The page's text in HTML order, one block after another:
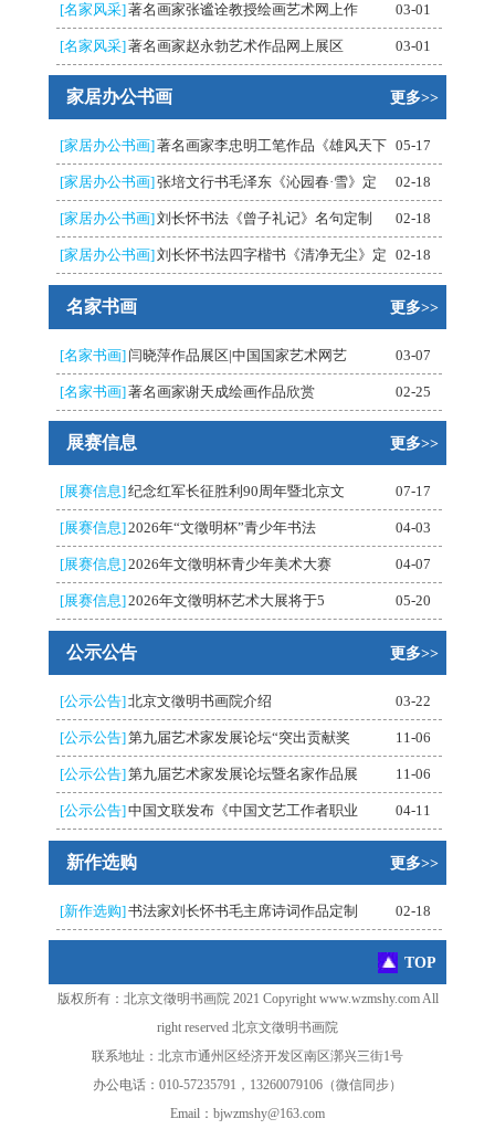
[名家风采]著名画家张谧诠教授绘画艺术网上作 03-01
[名家风采]著名画家赵永勃艺术作品网上展区 03-01
家居办公书画 更多>>
[家居办公书画] 著名画家李忠明工笔作品《雄风天下 05-17
[家居办公书画] 张培文行书毛泽东《沁园春·雪》定 02-18
[家居办公书画] 刘长怀书法《曾子礼记》名句定制 02-18
[家居办公书画] 刘长怀书法四字楷书《清净无尘》定 02-18
名家书画 更多>>
[名家书画] 闫晓萍作品展区|中国国家艺术网艺 03-07
[名家书画]著名画家谢天成绘画作品欣赏 02-25
展赛信息 更多>>
[展赛信息] 纪念红军长征胜利90周年暨北京文 07-17
[展赛信息] 2026年“文徵明杯”青少年书法 04-03
[展赛信息] 2026年文徵明杯青少年美术大赛 04-07
[展赛信息] 2026年文徵明杯艺术大展将于5 05-20
公示公告 更多>>
[公示公告] 北京文徵明书画院介绍 03-22
[公示公告] 第九届艺术家发展论坛“突出贡献奖 11-06
[公示公告] 第九届艺术家发展论坛暨名家作品展 11-06
[公示公告] 中国文联发布《中国文艺工作者职业 04-11
新作选购 更多>>
[新作选购]书法家刘长怀书毛主席诗词作品定制 02-18
TOP
版权所有：北京文徵明书画院 2021 Copyright www.wzmshy.com All
right reserved 北京文徵明书画院
联系地址：北京市通州区经济开发区南区漷兴三街1号
办公电话：010-57235791，13260079106（微信同步）
Email：bjwzmshy@163.com